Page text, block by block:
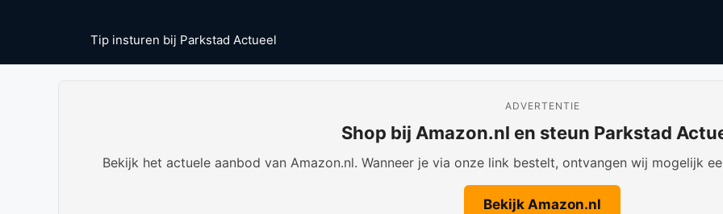
Tip insturen bij Parkstad Actueel
ADVERTENTIE
Shop bij Amazon.nl en steun Parkstad
Bekijk het actuele aanbod van Amazon.nl. Wanneer je via onze link bestelt, ontvangen wij mogelijk
Bekijk Amazon.nl